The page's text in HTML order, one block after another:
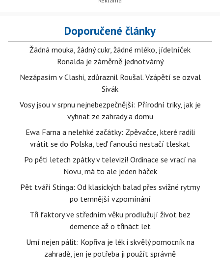
Doporučené články
Žádná mouka, žádný cukr, žádné mléko, jídelníček
Ronalda je záměrně jednotvárný
Nezápasím v Clashi, zdůraznil Roušal. Vzápětí se ozval
Sivák
Vosy jsou v srpnu nejnebezpečnější: Přírodní triky, jak je
vyhnat ze zahrady a domu
Ewa Farna a nelehké začátky: Zpěvačce, které radili
vrátit se do Polska, teď fanoušci nestačí tleskat
Po pěti letech zpátky v televizi! Ordinace se vrací na
Novu, má to ale jeden háček
Pět tváří Stinga: Od klasických balad přes svižné rytmy
po temnější vzpomínání
Tři faktory ve středním věku prodlužují život bez
demence až o třináct let
Umí nejen pálit: Kopřiva je lék i skvělý pomocník na
zahradě, jen je potřeba ji použít správně